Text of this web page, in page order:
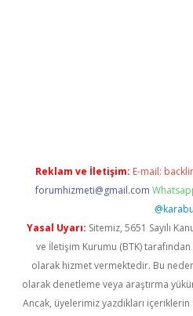
Reklam ve İletişim: E-mail:
forumhizmeti@gmail.com
Yasal Uyarı: Sitemiz, 5651 Sayılı
ve İletişim Kurumu (BTK) tarafından
olarak hizmet vermektedir. Bu
olarak denetleme veya araştırma
Ancak, üyelerimiz yazdıkları